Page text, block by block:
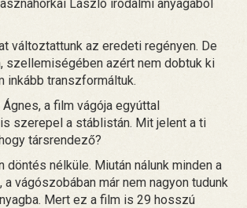
László irodalmi anyagából
változtattunk az eredeti regényen. De
szellemiségében azért nem dobtuk ki
inkább transzformáltuk.
a film vágója egyúttal
szerepel a stáblistán. Mit jelent a ti
társrendező?
döntés nélküle. Miután nálunk minden a
vágószobában már nem nagyon tudunk
Mert ez a film is 29 hosszú